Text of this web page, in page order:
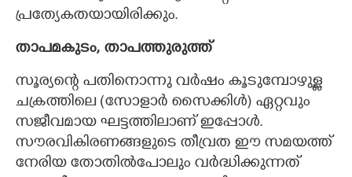
പ്രത്യേകതയായിരിക്കും.
താപമകുടം, താപത്തുരുത്ത്
സൂര്യന്റെ പതിനൊന്നു വർഷം കൂടുമ്പോഴുള്ള
ചക്രത്തിലെ (സോളാർ സൈക്കിൾ) ഏറ്റവും
സജീവമായ ഘട്ടത്തിലാണ് ഇപ്പോൾ.
സൗരവികിരണങ്ങളുടെ തീവ്രത ഈ സമയത്ത്
നേരിയ തോതിൽപോലും വർദ്ധിക്കുന്നത്